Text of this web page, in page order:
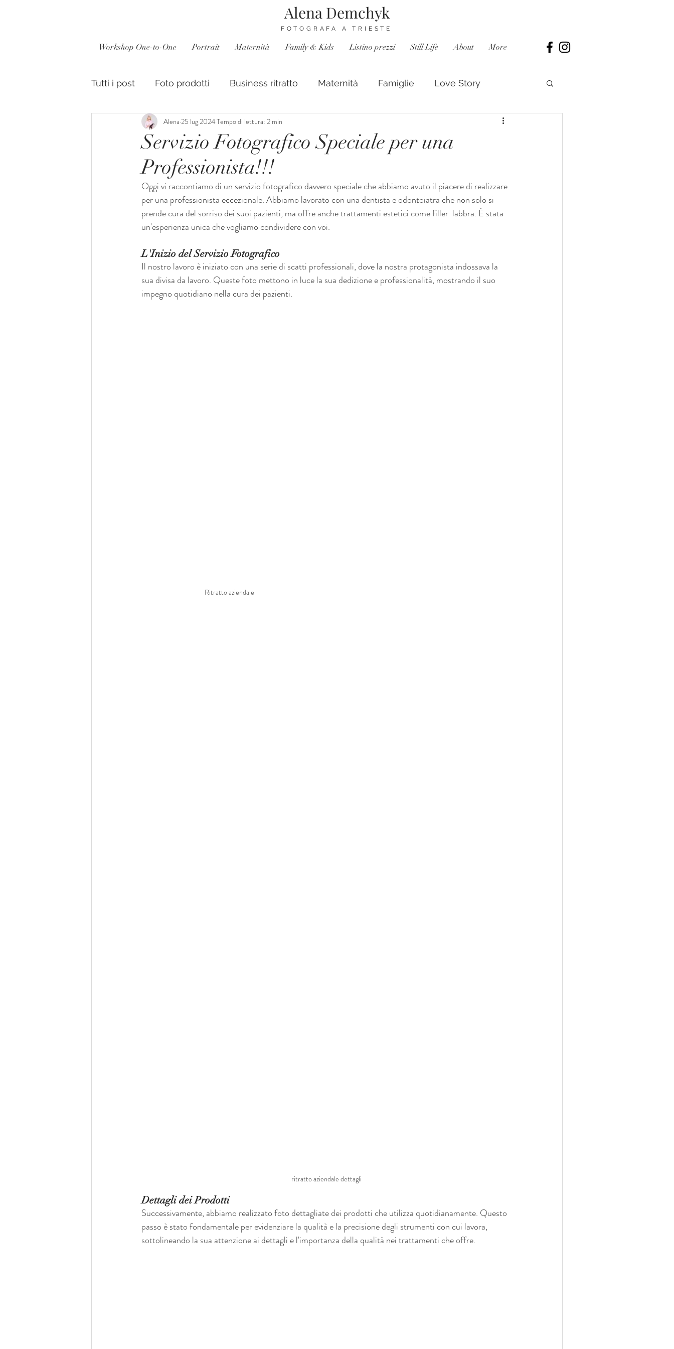
Alena Demchyk
FOTOGRAFA A TRIESTE
Workshop One-to-One Portrait Maternità Family & Kids Listino prezzi Still Life About More
Tutti i post Foto prodotti Business ritratto Maternità Famiglie Love Story
Servizio Fotografico Speciale per una
Professionista!!!
Alena 25 lug 2024Tempo di lettura: 2 min
Oggi vi raccontiamo di un servizio fotografico davvero speciale che abbiamo avuto il piacere di realizzare
per una professionista eccezionale. Abbiamo lavorato con una dentista e odontoiatra che non solo si
prende cura del sorriso dei suoi pazienti, ma offre anche trattamenti estetici come filler  labbra. È stata
un'esperienza unica che vogliamo condividere con voi.
L'Inizio del Servizio Fotografico
Il nostro lavoro è iniziato con una serie di scatti professionali, dove la nostra protagonista indossava la
sua divisa da lavoro. Queste foto mettono in luce la sua dedizione e professionalità, mostrando il suo
impegno quotidiano nella cura dei pazienti.
Ritratto aziendale
ritratto aziendale dettagli
Dettagli dei Prodotti
Successivamente, abbiamo realizzato foto dettagliate dei prodotti che utilizza quotidianamente. Questo
passo è stato fondamentale per evidenziare la qualità e la precisione degli strumenti con cui lavora,
sottolineando la sua attenzione ai dettagli e l'importanza della qualità nei trattamenti che offre.